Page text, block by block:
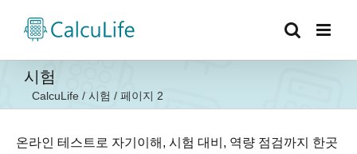
시험
CalcuLife / 시험 / 페이지 2
온라인 테스트로 자기이해, 시험 대비, 역량 점검까지 한곳